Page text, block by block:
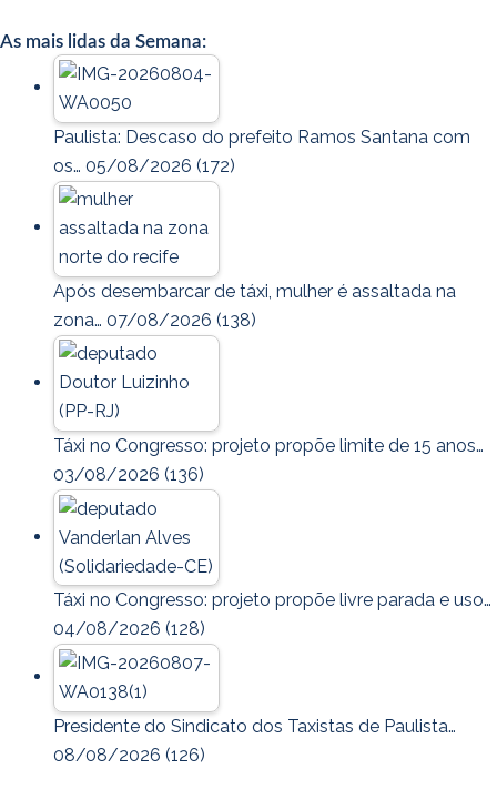
As mais lidas da Semana:
Paulista: Descaso do prefeito Ramos Santana com
os… 05/08/2026 (172)
Após desembarcar de táxi, mulher é assaltada na
zona… 07/08/2026 (138)
Táxi no Congresso: projeto propõe limite de 15 anos…
03/08/2026 (136)
Táxi no Congresso: projeto propõe livre parada e uso…
04/08/2026 (128)
Presidente do Sindicato dos Taxistas de Paulista…
08/08/2026 (126)